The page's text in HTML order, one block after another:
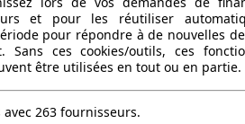
et pour les réutiliser
pour répondre à de nouvelles
Sans ces cookies/outils, ces
être utilisées en tout ou en partie.
263 fournisseurs.